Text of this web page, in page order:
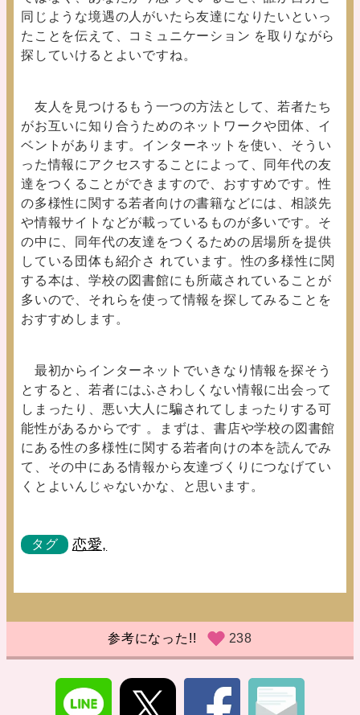
同じような境遇の人がいたら友達になりたいといっ
たことを伝えて、コミュニケーション を取りながら
探していけるとよいですね。
友人を見つけるもう一つの方法として、若者たち
がお互いに知り合うためのネットワークや団体、イ
ベントがあります。インターネットを使い、そうい
った情報にアクセスすることによって、同年代の友
達をつくることができますので、おすすめです。性
の多様性に関する若者向けの書籍などには、相談先
や情報サイトなどが載っているものが多いです。そ
の中に、同年代の友達をつくるための居場所を提供
している団体も紹介さ れています。性の多様性に関
する本は、学校の図書館にも所蔵されていることが
多いので、それらを使って情報を探してみることを
おすすめします。
最初からインターネットでいきなり情報を探そう
とすると、若者にはふさわしくない情報に出会って
しまったり、悪い大人に騙されてしまったりする可
能性があるからです 。まずは、書店や学校の図書館
にある性の多様性に関する若者向けの本を読んでみ
て、その中にある情報から友達づくりにつなげてい
くとよいんじゃないかな、と思います。
タグ 恋愛,
参考になった!! 238